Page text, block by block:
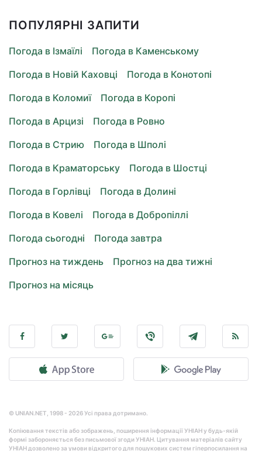
ПОПУЛЯРНІ ЗАПИТИ
Погода в Ізмаїлі
Погода в Каменському
Погода в Новій Каховці
Погода в Конотопі
Погода в Коломиї
Погода в Коропі
Погода в Арцизі
Погода в Ровно
Погода в Стрию
Погода в Шполі
Погода в Краматорську
Погода в Шостці
Погода в Горлівці
Погода в Долині
Погода в Ковелі
Погода в Добропіллі
Погода сьогодні
Погода завтра
Прогноз на тиждень
Прогноз на два тижні
Прогноз на місяць
© UNIAN.NET, 1998 - 2026 Усі права дотримано.
Копіювання текстів або зображень, поширення інформації УНІАН у будь-якій
формі забороняється без письмової згоди УНІАН. Цитування матеріалів сайту
УНІАН дозволено за умови відкритого для пошукових систем гіперпосилання на